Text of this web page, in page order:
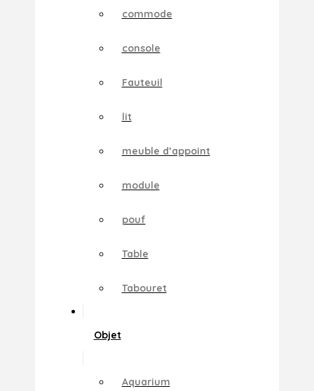
commode
console
Fauteuil
lit
meuble d’appoint
module
pouf
Table
Tabouret
Objet
Aquarium